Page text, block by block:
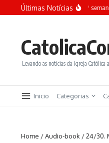
Ir para o conteúdo
Últimas Notícias
Terça-feira da 13ª
Levando as noticias da Igreja Católica
Inicio Categorias
Home /Audio-book /24/30.